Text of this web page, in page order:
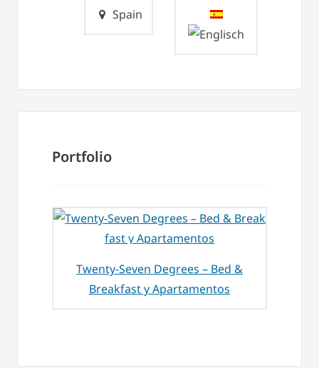
Spain
Portfolio
Twenty-Seven Degrees – Bed &
Breakfast y Apartamentos